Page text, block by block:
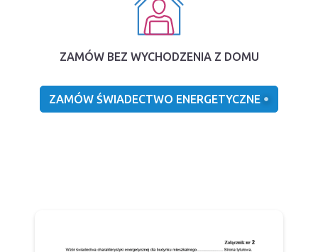
ZAMÓW BEZ WYCHODZENIA Z DOMU
ZAMÓW ŚWIADECTWO ENERGETYCZNE